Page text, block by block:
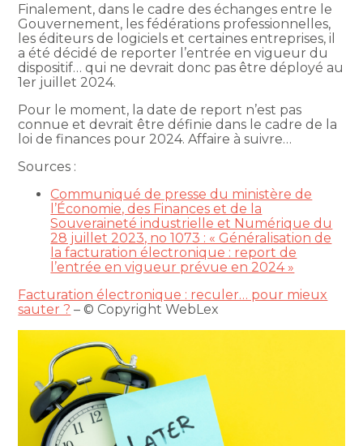
Finalement, dans le cadre des échanges entre le
Gouvernement, les fédérations professionnelles,
les éditeurs de logiciels et certaines entreprises, il
a été décidé de reporter l’entrée en vigueur du
dispositif… qui ne devrait donc pas être déployé au
1er juillet 2024.
Pour le moment, la date de report n’est pas
connue et devrait être définie dans le cadre de la
loi de finances pour 2024. Affaire à suivre…
Sources :
Communiqué de presse du ministère de
l’Économie, des Finances et de la
Souveraineté industrielle et Numérique du
28 juillet 2023, no 1073 : « Généralisation de
la facturation électronique : report de
l’entrée en vigueur prévue en 2024 »
Facturation électronique : reculer… pour mieux
sauter ? – © Copyright WebLex